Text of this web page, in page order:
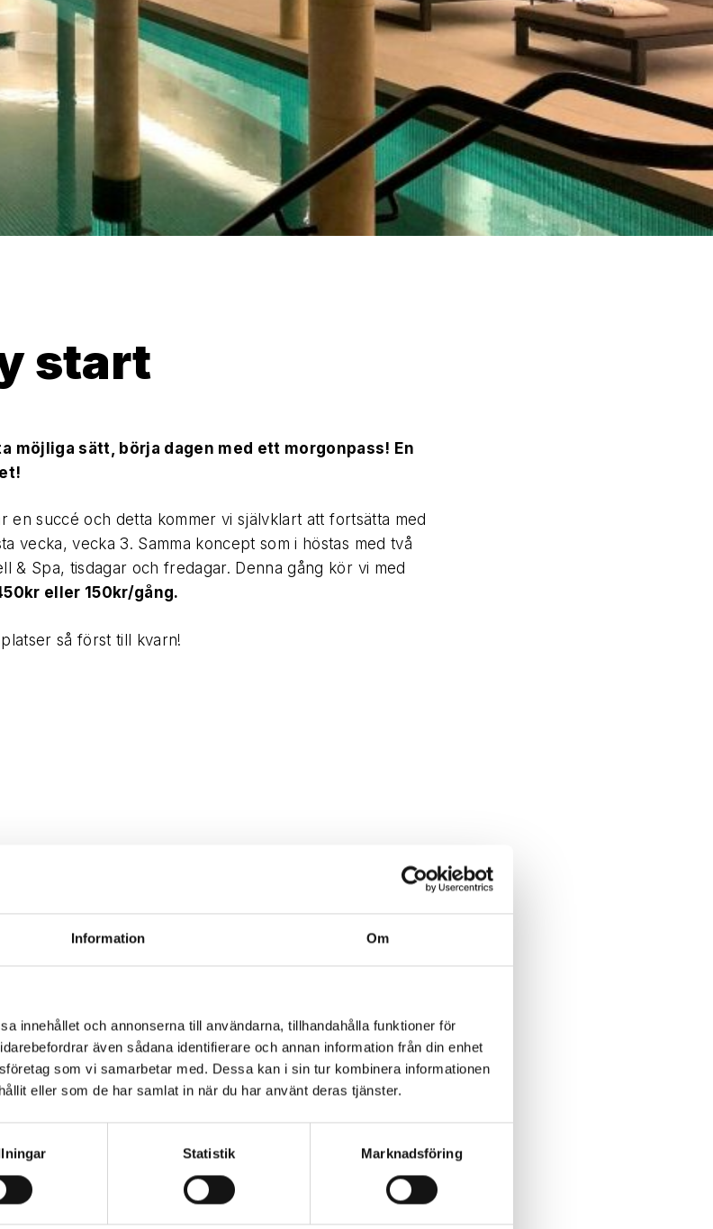
Information Om
innehållet och annonserna till användarna, tillhandahålla funktioner för
även sådana identifierare och annan information från din enhet
som vi samarbetar med. Dessa kan i sin tur kombinera informationen
eller som de har samlat in när du har använt deras tjänster.
Statistik Marknadsföring
start
möjliga sätt, börja dagen med ett morgonpass! En
en succé och detta kommer vi självklart att fortsätta med
vecka, vecka 3. Samma koncept som i höstas med två
& Spa, tisdagar och fredagar. Denna gång kör vi med
eller 150kr/gång.
så först till kvarn!
entré och ombyte:06.15 på Stjärnkliniken i Norrköping,
passet:06.30 – 07.15